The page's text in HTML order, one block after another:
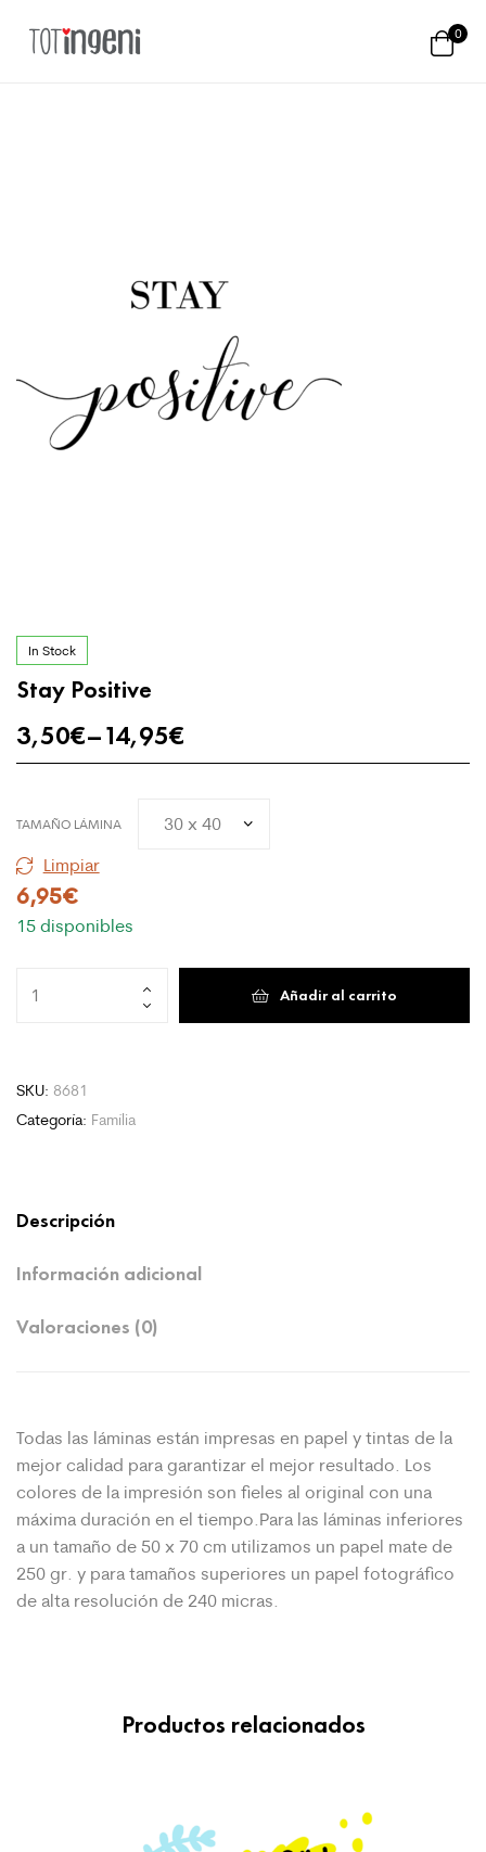
0
In Stock
Stay Positive
3,50€–14,95€
TAMAÑO LÁMINA
Limpiar
6,95€
15 disponibles
Positive
Añadir al carrito
SKU: 8681
Categoría: Família
Descripción
Información adicional
Valoraciones (0)
Todas las láminas están impresas en papel y tintas de la
mejor calidad para garantizar el mejor resultado. Los
colores de la impresión son fieles al original con una
máxima duración en el tiempo.Para las láminas inferiores
a un tamaño de 50 x 70 cm utilizamos un papel mate de
250 gr. y para tamaños superiores un papel fotográfico
de alta resolución de 240 micras.
Productos relacionados